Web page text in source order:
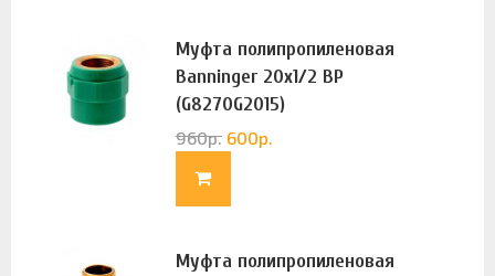
Муфта полипропиленовая
Banninger 20х1/2 ВР
(G8270G2015)
960р. 600р.
Муфта полипропиленовая